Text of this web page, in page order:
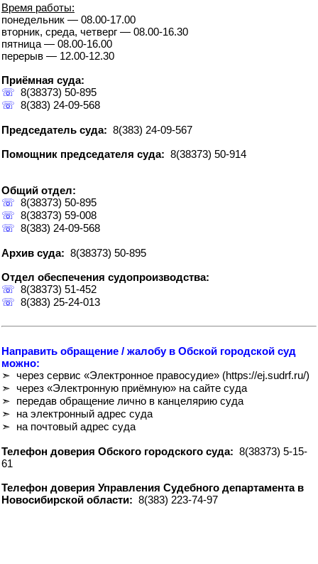
Время работы:
понедельник — 08.00-17.00
вторник, среда, четверг — 08.00-16.30
пятница — 08.00-16.00
перерыв — 12.00-12.30
Приёмная суда:
☏ 8(38373) 50-895
☏ 8(383) 24-09-568
Председатель суда: 8(383) 24-09-567
Помощник председателя суда: 8(38373) 50-914
Общий отдел:
☏ 8(38373) 50-895
☏ 8(38373) 59-008
☏ 8(383) 24-09-568
Архив суда: 8(38373) 50-895
Отдел обеспечения судопроизводства:
☏ 8(38373) 51-452
☏ 8(383) 25-24-013
Направить обращение / жалобу в Обской городской суд
можно:
➣ через сервис «Электронное правосудие» (https://ej.sudrf.ru/)
➣ через «Электронную приёмную» на сайте суда
➣ передав обращение лично в канцелярию суда
➣ на электронный адрес суда
➣ на почтовый адрес суда
Телефон доверия Обского городского суда: 8(38373) 5-15-
61
Телефон доверия Управления Судебного департамента в
Новосибирской области: 8(383) 223-74-97